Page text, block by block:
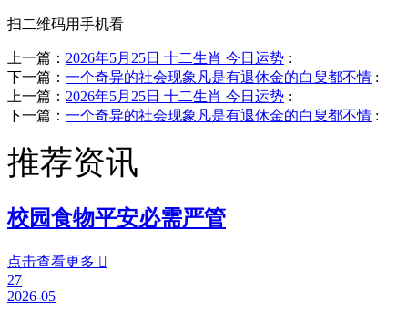
扫二维码用手机看
上一篇： 2026年5月25日 十二生肖 今日运势 :
下一篇： 一个奇异的社会现象凡是有退休金的白叟都不情 :
上一篇： 2026年5月25日 十二生肖 今日运势 :
下一篇： 一个奇异的社会现象凡是有退休金的白叟都不情 :
推荐资讯
校园食物平安必需严管
点击查看更多 
27
2026-05